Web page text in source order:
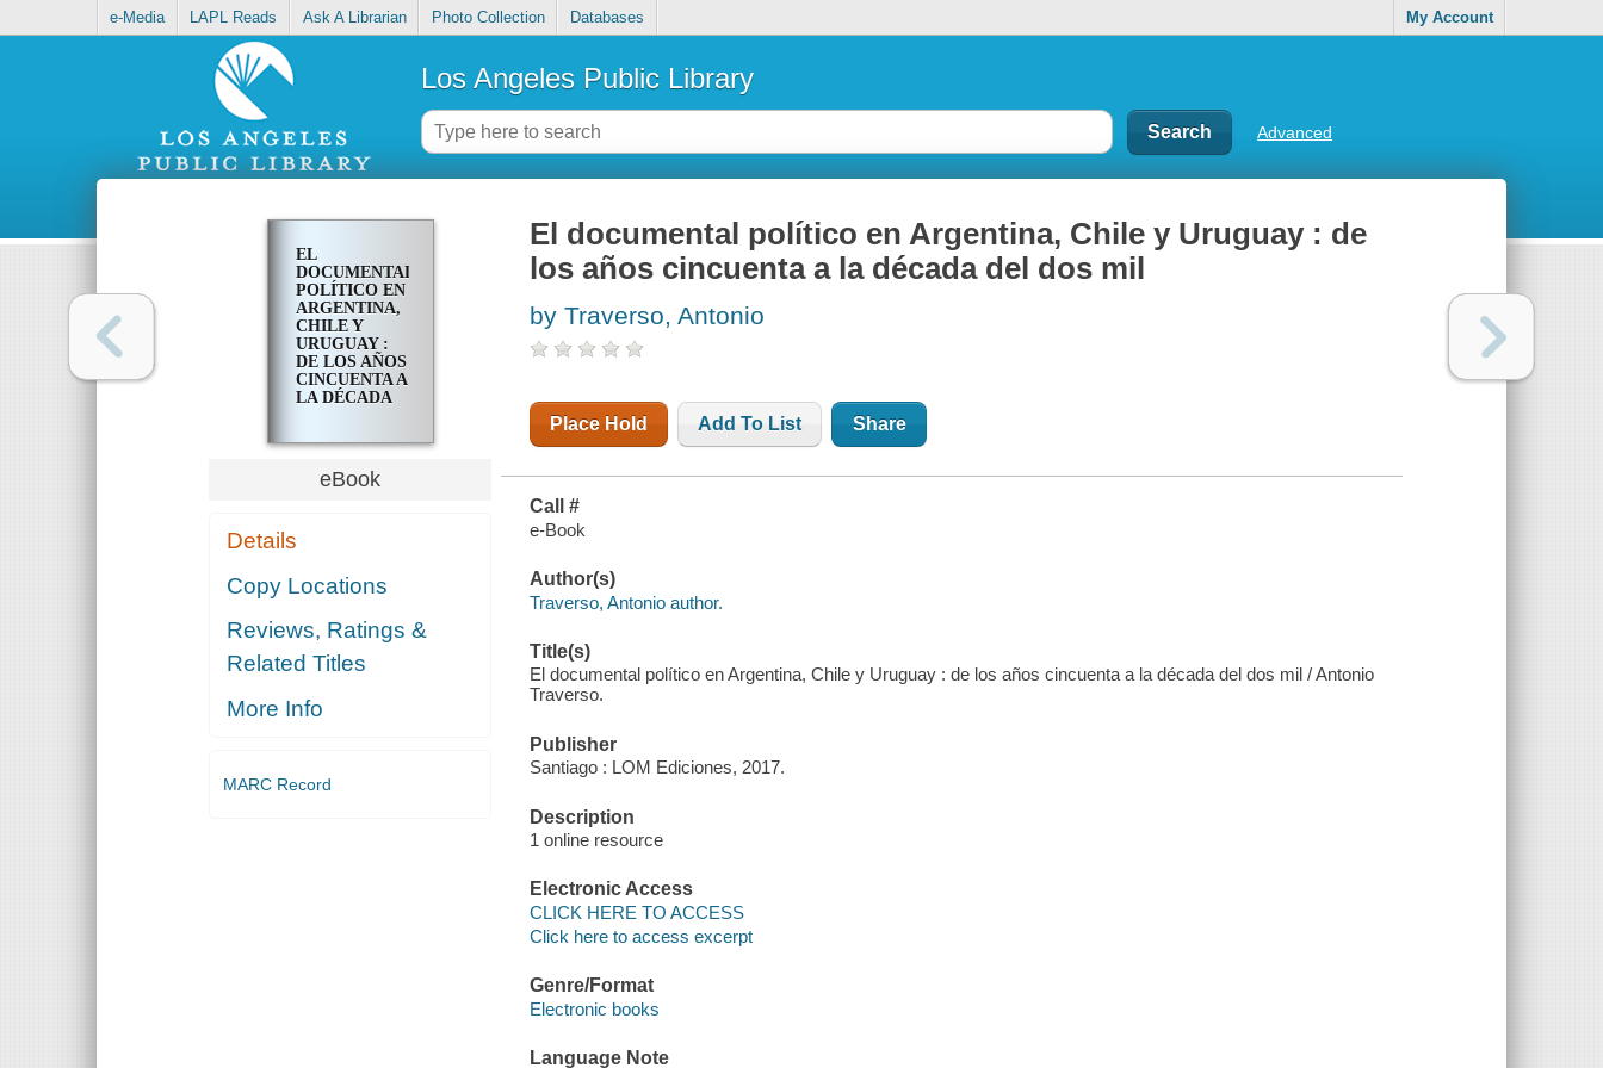
e-Media LAPL Reads Ask A Librarian Photo Collection Databases My Account
Los Angeles Public Library
Advanced
EL
DOCUMENTAL
POLÍTICO EN
ARGENTINA,
CHILE Y
URUGUAY :
DE LOS AÑOS
CINCUENTA A
LA DÉCADA
eBook
Details
Copy Locations
Reviews, Ratings &
Related Titles
More Info
MARC Record
El documental político en Argentina, Chile y Uruguay : de
los años cincuenta a la década del dos mil
by Traverso, Antonio
Place Hold Add To List Share
Call #
e-Book
Author(s)
Traverso, Antonio author.
Title(s)
El documental político en Argentina, Chile y Uruguay : de los años cincuenta a la década del dos mil / Antonio
Traverso.
Publisher
Santiago : LOM Ediciones, 2017.
Description
1 online resource
Electronic Access
CLICK HERE TO ACCESS
Click here to access excerpt
Genre/Format
Electronic books
Language Note